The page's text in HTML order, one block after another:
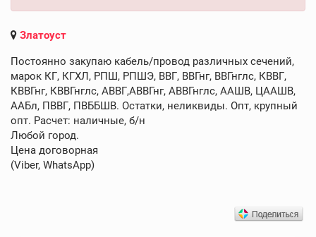
Златоуст
Постоянно закупаю кабель/провод различных сечений,
марок КГ, КГХЛ, РПШ, РПШЭ, ВВГ, ВВГнг, ВВГнглс, КВВГ,
КВВГнг, КВВГнглс, АВВГ,АВВГнг, АВВГнглс, ААШВ, ЦААШВ,
ААБл, ПВВГ, ПВББШВ. Остатки, неликвиды. Опт, крупный
опт. Расчет: наличные, б/н
Любой город.
Цена договорная
(Viber, WhatsApp)